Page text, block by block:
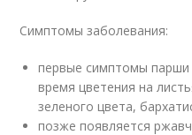
Симптомы заболевания:
первые симптомы парши
время цветения на
зеленого цвета,
позже появляется